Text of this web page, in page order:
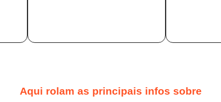
Aqui rolam as principais infos sobre